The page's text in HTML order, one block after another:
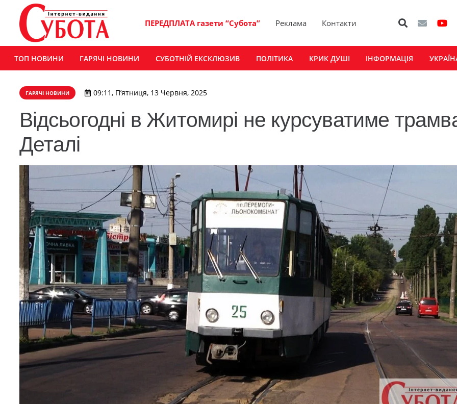
ПЕРЕДПЛАТА газети “Субота” Реклама Контакти
ТОП НОВИНИ ГАРЯЧІ НОВИНИ СУБОТНІЙ ЕКСКЛЮЗИВ ПОЛІТИКА КРИК ДУШІ ІНФОРМАЦІЯ
ГАРЯЧІ НОВИНИ 09:11, П’ятниця, 13 Червня, 2025
Відсьогодні в Житомирі не курсуватиме
Деталі